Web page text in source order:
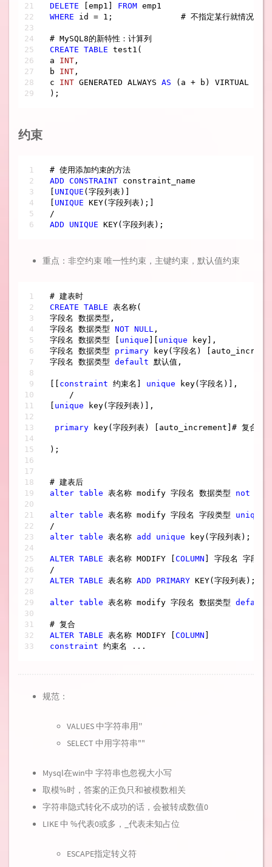
DELETE [emp1] FROM
WHERE id = 1 ;              # 不指定某行就情况整个
CREATE TABLE test1(
a INT ,
b INT ,
c INT GENERATED ALWAYS AS (a + b) VIRTUAL  #字
约束
ADD CONSTRAINT constraint_name
[ UNIQUE (字段列表)]
[ UNIQUE
/
ADD
UNIQUE KEY(字段列表);
重点：非空约束 唯一性约束，主键约束，默认值约束
CREATE TABLE 表名称(
字段名 数据类型,
字段名 数据类型 NOT NULL ,
字段名 数据类型 [ unique ][ unique key],
字段名 数据类型 primary key(字段名)
字段名 数据类型 default 默认值,
[[ constraint 约束名] unique key(字段名)],
/
[ unique key(字段列表)],
primary key(字段列表) [auto_increment]# 复合主
);
alter table 表名称 modify 字段名 数据类型 not
alter table 表名称 modify 字段名 字段类型 unique
/
alter table 表名称 add unique key(字段列表);
ALTER TABLE 表名称 MODIFY [COLUMN ] 字段名 字段类
/
ALTER TABLE 表名称 ADD PRIMARY KEY(字段列表);
alter table 表名称 modify 字段名 数据类型 default
ALTER TABLE 表名称 MODIFY [COLUMN
constraint 约束名 ...
规范：
VALUES 中字符串用''
SELECT 中用字符串""
Mysql在win中 字符串也忽视大小写
取模%时，答案的正负只和被模数相关
字符串隐式转化不成功的话，会被转成数值0
LIKE 中 %代表0或多，_代表未知占位
ESCAPE指定转义符